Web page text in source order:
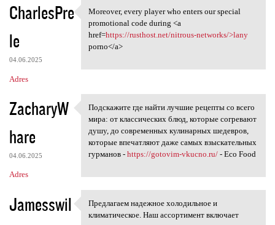
CharlesPre
le
04.06.2025
Adres
Moreover, every player who
Moreover, every player who enters our special
promotional code during <a
href=https://rusthost.net/nitrous-networks/>lany
porno</a>
ZacharyW
hare
04.06.2025
Adres
Подскажите где найти лучшие
Подскажите где найти лучшие рецепты со всего
мира: от классических блюд, которые согревают
душу, до современных кулинарных шедевров,
которые впечатляют даже самых взыскательных
гурманов - https://gotovim-vkucno.ru/- Eco Food
Jamesswil Предлагаем надежное
Предлагаем надежное холодильное и
климатическое. Наш ассортимент включает